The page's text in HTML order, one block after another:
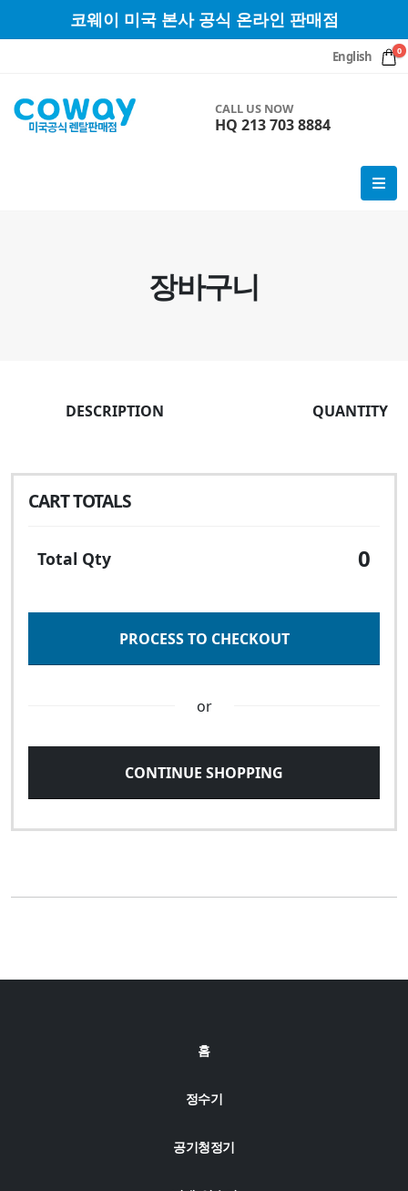
코웨이 미국 본사 공식 온라인 판매점
English 0
CALL US NOW
HQ 213 703 8884
장바구니
DESCRIPTION QUANTITY
CART TOTALS
Total Qty 0
PROCESS TO CHECKOUT
or
CONTINUE SHOPPING
홈
정수기
공기청정기